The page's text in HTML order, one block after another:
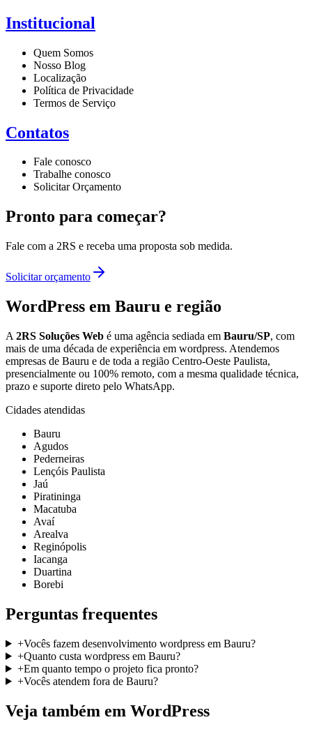
Institucional
Quem Somos
Nosso Blog
Localização
Política de Privacidade
Termos de Serviço
Contatos
Fale conosco
Trabalhe conosco
Solicitar Orçamento
Pronto para começar?
Fale com a 2RS e receba uma proposta sob medida.
Solicitar orçamento
WordPress em Bauru e região
A 2RS Soluções Web é uma agência sediada em Bauru/SP, com
mais de uma década de experiência em wordpress. Atendemos
empresas de Bauru e de toda a região Centro-Oeste Paulista,
presencialmente ou 100% remoto, com a mesma qualidade técnica,
prazo e suporte direto pelo WhatsApp.
Cidades atendidas
Bauru
Agudos
Pederneiras
Lençóis Paulista
Jaú
Piratininga
Macatuba
Avaí
Arealva
Reginópolis
Iacanga
Duartina
Borebi
Perguntas frequentes
+Vocês fazem desenvolvimento wordpress em Bauru?
+Quanto custa wordpress em Bauru?
+Em quanto tempo o projeto fica pronto?
+Vocês atendem fora de Bauru?
Veja também em WordPress